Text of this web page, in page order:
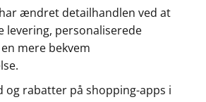
ændret detailhandlen ved at
levering, personaliserede
mere bekvem
og rabatter på shopping-apps i